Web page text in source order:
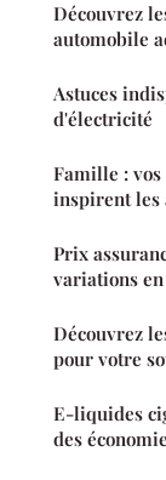
Découvrez
automobile
Astuces
d'électricité
Famille : vos
inspirent les
Prix
variations
Découvrez
pour votre
E-liquides
des